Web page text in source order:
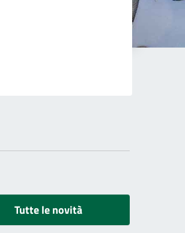
Tutte le novità